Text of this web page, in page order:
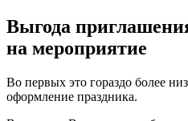
Выгода
на мероприятие
Во первых это гораздо более
оформление праздника.